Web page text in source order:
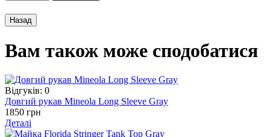
Вам також може сподобатися
Відгуків: 0
Довгий рукав Mineola Long Sleeve Gray
1850 грн
Деталі